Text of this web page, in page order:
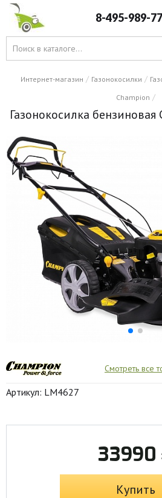
8-495-989-
Интернет-магазин / Газонокосилки /
Champion /
Газонокосилка
Смотреть все
Артикул: LM4627
33990
Купить